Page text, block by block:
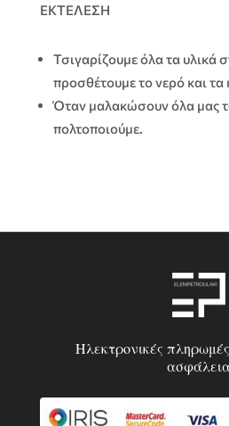
ΕΚΤΕΛΕΣΗ
Τσιγαρίζουμε όλα τα υλικά
προσθέτουμε το νερό και τα
Όταν μαλακώσουν όλα μας
πολτοποιούμε.
Ηλεκτρονικές